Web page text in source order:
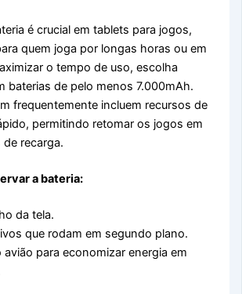
é crucial em tablets para jogos,
quem joga por longas horas ou em
o tempo de uso, escolha
baterias de pelo menos 7.000mAh.
frequentemente incluem recursos de
permitindo retomar os jogos em
recarga.
a bateria:
da tela.
que rodam em segundo plano.
para economizar energia em